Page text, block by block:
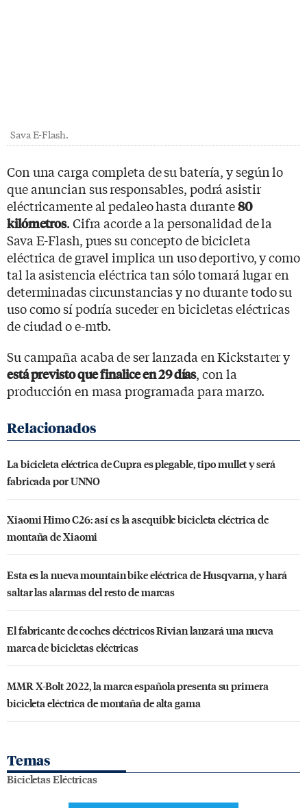
Sava E-Flash.
Con una carga completa de su batería, y según lo
que anuncian sus responsables, podrá asistir
eléctricamente al pedaleo hasta durante80
kilómetros. Cifra acorde a la personalidad de la
Sava E-Flash, pues su concepto de bicicleta
eléctrica de gravel implica un uso deportivo, y como
tal la asistencia eléctrica tan sólo tomará lugar en
determinadas circunstancias y no durante todo su
uso como sí podría suceder en bicicletas eléctricas
de ciudad o e-mtb.
Su campaña acaba de ser lanzada en Kickstarter y
está previsto que finalice en 29 días, con la
producción en masa programada para marzo.
La bicicleta eléctrica de Cupra es plegable, tipo mullet y será
fabricada por UNNO
Xiaomi Himo C26: así es la asequible bicicleta eléctrica de
montaña de Xiaomi
Esta es la nueva mountain bike eléctrica de Husqvarna, y hará
saltar las alarmas del resto de marcas
El fabricante de coches eléctricos Rivian lanzará una nueva
marca de bicicletas eléctricas
MMR X-Bolt 2022, la marca española presenta su primera
bicicleta eléctrica de montaña de alta gama
Temas
Bicicletas Eléctricas